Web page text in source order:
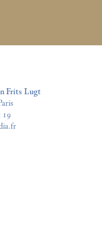
Frits Lugt
19